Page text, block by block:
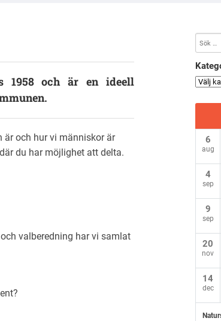
1958 och är en ideell
är och hur vi människor är
du har möjlighet att delta.
valberedning har vi samlat
6
aug
4
sep
9
sep
20
nov
14
dec